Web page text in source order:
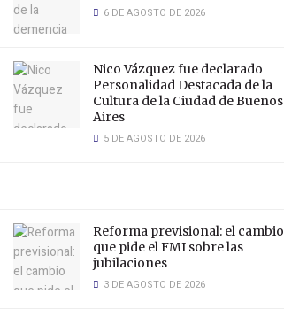
6 DE AGOSTO DE 2026
Nico Vázquez fue declarado
Personalidad Destacada de la
Cultura de la Ciudad de Buenos
Aires
5 DE AGOSTO DE 2026
Reforma previsional: el cambio
que pide el FMI sobre las
jubilaciones
3 DE AGOSTO DE 2026